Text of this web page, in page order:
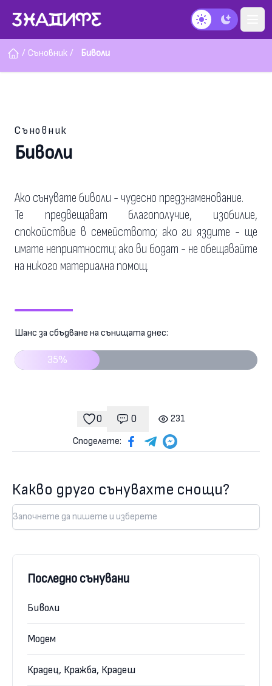
Тъмен режим
/ Съновник / Биволи
Съновник
Биволи
Ако сънувате биволи - чудесно предзнаменование.
Те предвещават благополучие, изобилие,
спокойствие в семейството; ако ги яздите - ще
имате неприятности; ако ви бодат - не обещавайте
на никого материална помощ.
Шанс за сбъдване на сънищата днес:
35%
0
харесвания
0
Коментари
231
гледания
Споделете:
Какво друго сънувахте снощи?
Последно сънувани
Биволи
Модем
Крадец, Кражба, Крадеш